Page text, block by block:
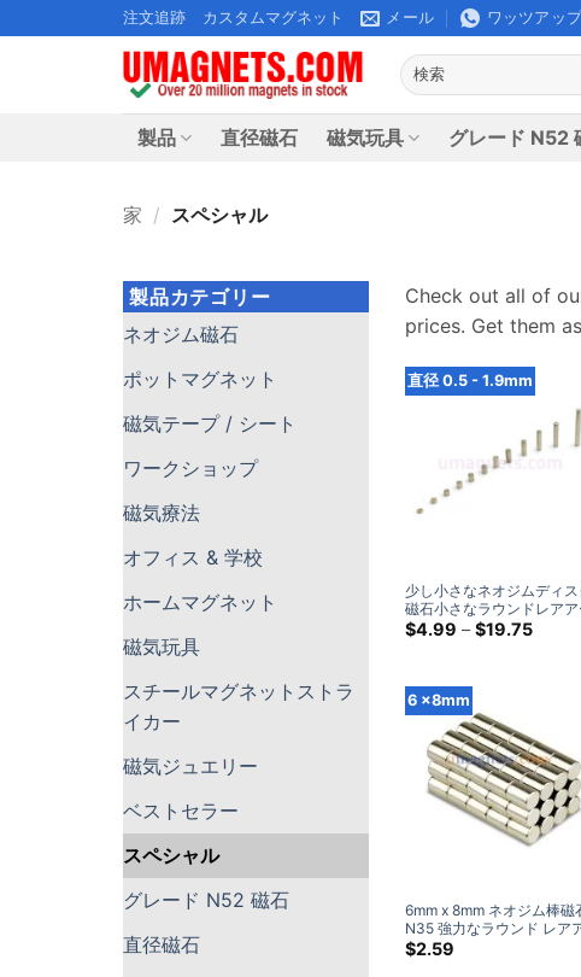
ン
注文追跡 カスタムマグネット メール ワッツアッ
検
索
す
る:
製品 直径磁石 磁気玩具 グレード N52
家 / スペシャル
製品カテゴリー
ネオジム磁石
ポットマグネット
磁気テープ / シート
ワークショップ
磁気療法
オフィス & 学校
ホームマグネット
磁気玩具
スチールマグネットストラ
イカー
磁気ジュエリー
ベストセラー
スペシャル
グレード N52 磁石
直径磁石
Check out all of
prices. Get them
直径 0.5 - 1.9mm
少し小さなネオジムディス
磁石小さなラウンドレアア
スマイクロ磁石販売工芸品
$4.99 – $19.75価
て
$19.75
6 ×8mm
6mm x 8mm ネオジム棒磁
N35 強力なラ​​ウンド レア
ス シリンダー マグネット販
6x8mm (10 パック)
$2.59